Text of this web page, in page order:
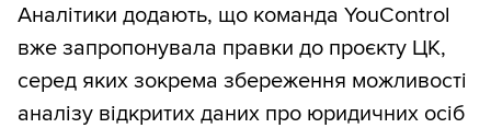
Аналітики додають, що команда YouControl
вже запропонувала правки до проєкту ЦК,
серед яких зокрема збереження можливості
аналізу відкритих даних про юридичних осіб